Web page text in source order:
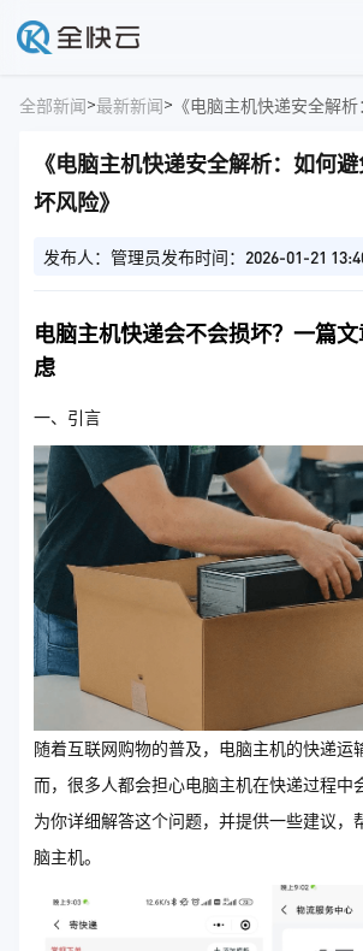
全部新闻>最新新闻> 《电脑主机快递安全解
《电脑主机快递安全解析：如何
坏风险》
发布人：管理员发布时间：2026-01-21
电脑主机快递会不会损坏？一篇
虑
一、引言
随着互联网购物的普及，电脑主机的快递运
而，很多人都会担心电脑主机在快递过程中
为你详细解答这个问题，并提供一些建议，
脑主机。